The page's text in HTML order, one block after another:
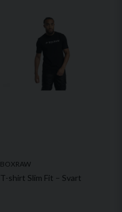
BOXRAW
T-shirt Slim Fit – Svart